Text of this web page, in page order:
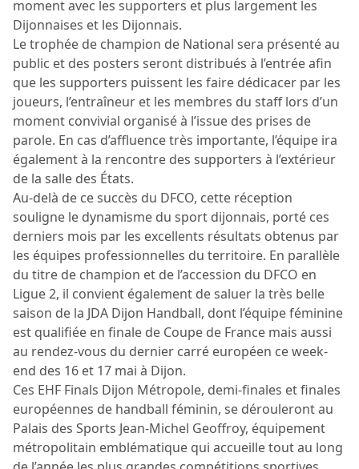
moment avec les supporters et plus largement les
Dijonnaises et les Dijonnais.
Le trophée de champion de National sera présenté au
public et des posters seront distribués à l’entrée afin
que les supporters puissent les faire dédicacer par les
joueurs, l’entraîneur et les membres du staff lors d’un
moment convivial organisé à l’issue des prises de
parole. En cas d’affluence très importante, l’équipe ira
également à la rencontre des supporters à l’extérieur
de la salle des États.
Au-delà de ce succès du DFCO, cette réception
souligne le dynamisme du sport dijonnais, porté ces
derniers mois par les excellents résultats obtenus par
les équipes professionnelles du territoire. En parallèle
du titre de champion et de l’accession du DFCO en
Ligue 2, il convient également de saluer la très belle
saison de la JDA Dijon Handball, dont l’équipe féminine
est qualifiée en finale de Coupe de France mais aussi
au rendez-vous du dernier carré européen ce week-
end des 16 et 17 mai à Dijon.
Ces EHF Finals Dijon Métropole, demi-finales et finales
européennes de handball féminin, se dérouleront au
Palais des Sports Jean-Michel Geoffroy, équipement
métropolitain emblématique qui accueille tout au long